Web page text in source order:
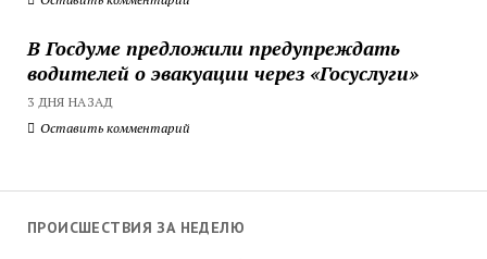
В Госдуме предложили предупреждать
водителей о эвакуации через «Госуслуги»
3 ДНЯ НАЗАД
Оставить комментарий
ПРОИСШЕСТВИЯ ЗА НЕДЕЛЮ